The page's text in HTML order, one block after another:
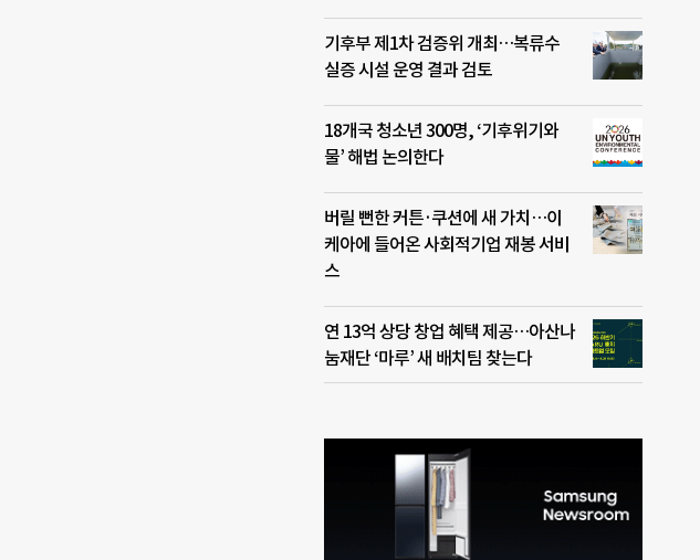
기후부 제1차 검증위 개최…복류수
실증 시설 운영 결과 검토
18개국 청소년 300명, ‘기후위기와
물’ 해법 논의한다
버릴 뻔한 커튼·쿠션에 새 가치…이
케아에 들어온 사회적기업 재봉 서비
스
연 13억 상당 창업 혜택 제공…아산나
눔재단 ‘마루’ 새 배치팀 찾는다